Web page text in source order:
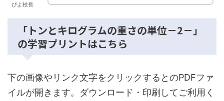
ぴよ校長
「トンとキログラムの重さの単位－2－」
の学習プリントはこちら
下の画像やリンク文字をクリックするとのPDFファ
イルが開きます。ダウンロード・印刷してご利用く